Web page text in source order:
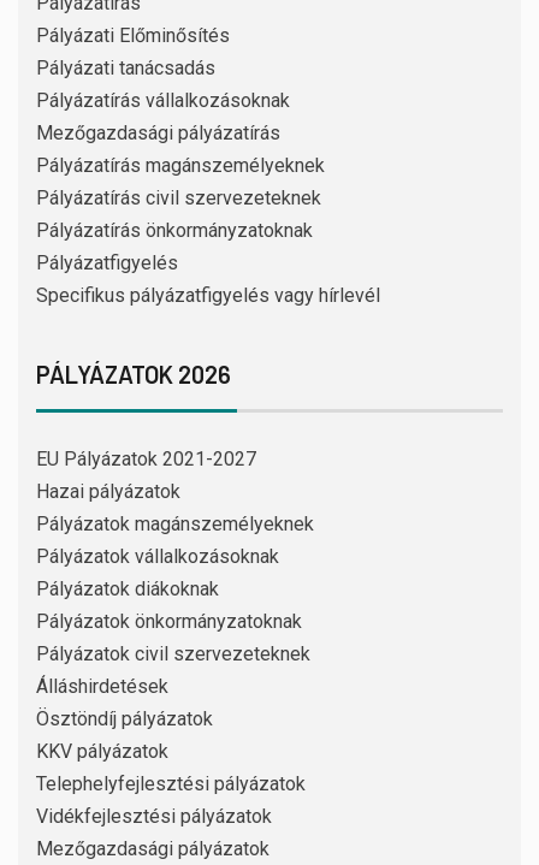
Pályázati Előminősítés
Pályázati tanácsadás
Pályázatírás vállalkozásoknak
Mezőgazdasági pályázatírás
Pályázatírás magánszemélyeknek
Pályázatírás civil szervezeteknek
Pályázatírás önkormányzatoknak
Pályázatfigyelés
Specifikus pályázatfigyelés vagy hírlevél
PÁLYÁZATOK 2026
EU Pályázatok 2021-2027
Hazai pályázatok
Pályázatok magánszemélyeknek
Pályázatok vállalkozásoknak
Pályázatok diákoknak
Pályázatok önkormányzatoknak
Pályázatok civil szervezeteknek
Álláshirdetések
Ösztöndíj pályázatok
KKV pályázatok
Telephelyfejlesztési pályázatok
Vidékfejlesztési pályázatok
Mezőgazdasági pályázatok